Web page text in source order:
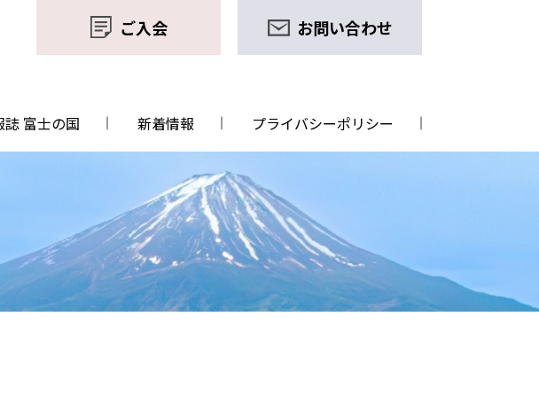
ご入会 お問い合わせ
誌 富士の国 新着情報 プライバシーポリシー